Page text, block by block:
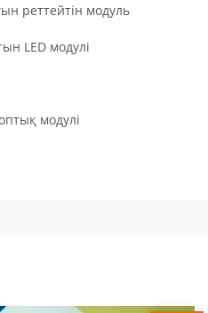
реттейтін модуль
LED модулі
модулі